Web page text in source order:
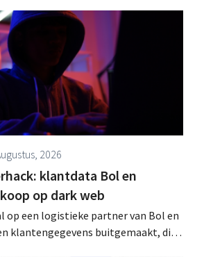
2026
klantdata Bol en
op dark web
op een logistieke partner van Bol en
klantengegevens buitgemaakt, die